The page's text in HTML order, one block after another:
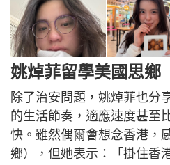
姚焯菲留學美國思鄉
除了治安問題，姚焯菲也分
的生活節奏，適應速度甚至
快。雖然偶爾會想念香港，
鄉），但她表示：「掛住香